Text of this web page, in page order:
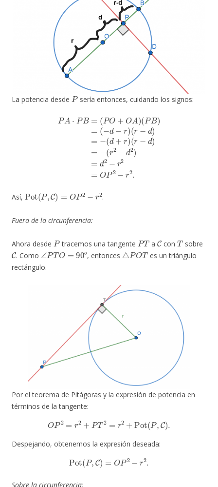
La potencia desde
P
sería entonces, cuidando los signos:
O+ O )(PB (−d− r r− d)=−(d+
( r2 −d2) d2−r2 = OP2−r2.
Así,
Pot P, )= 2 −r2
.
Fuera de la circunferencia:
Ahora desde
P
tracemos una tangente
PT
a
C
con
T
sobre
C
. Como
∠PTO=90o
, entonces
△POT
es un triángulo
rectángulo.
Por el teorema de Pitágoras y la expresión de potencia en
términos de la tangente:
O =r 2 +PT2 2+ Pot P ,C).
Despejando, obtenemos la expresión deseada:
Pot(P,C OP2−
Sobre la circunferencia: